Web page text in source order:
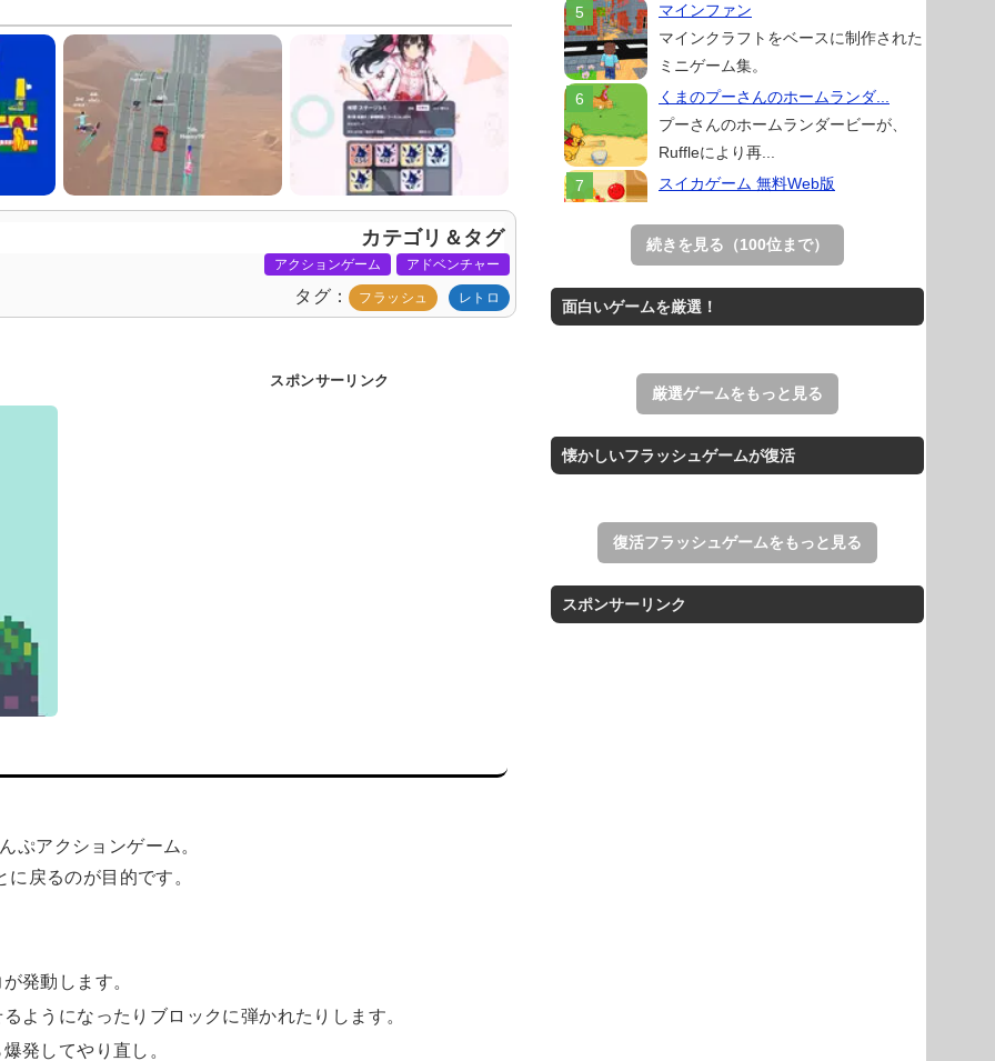
カテゴリ＆タグ
アクションゲーム アドベンチャー
タグ フラッシュ レトロ
スポンサーリンク
ぷアクションゲーム。
戻るのが目的です。
発動します。
ようになったりブロックに弾かれたりします。
発してやり直し。
マインファン
マインクラフトをベースに制作された
ミニゲーム集。
くまのプーさんのホームランダ...
プーさんのホームランダービーが、
Ruffleにより再...
スイカゲーム 無料Web版
無料Web版。
Mahjong Real
リアルな麻雀牌を使う18種類の上海
ゲーム。
王国を構築していく放置系のシミュレ
ーションゲーム。
アローアウト
すべての矢印を画面外へ導くパズルゲ
続きを見る（100位まで）
面白いゲームを厳選！
厳選ゲームをもっと見る
懐かしいフラッシュゲームが復活
復活フラッシュゲームをもっと見る
スポンサーリンク